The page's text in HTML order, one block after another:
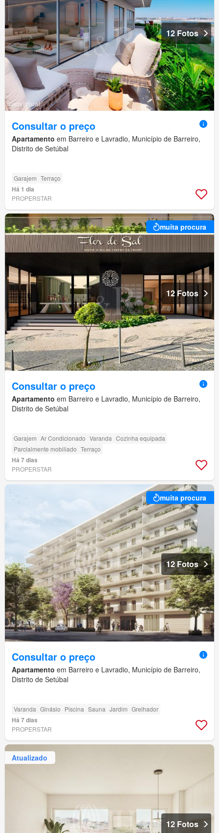
12 Fotos
Consultar o preço
Apartamento em Barreiro e Lavradio, Município de Barreiro,
Distrito de Setúbal
Garajem Terraço
Há 1 dia
PROPERSTAR
muita procura
12 Fotos
Consultar o preço
Apartamento em Barreiro e Lavradio, Município de Barreiro,
Distrito de Setúbal
Garajem Ar Condicionado Varanda Cozinha equipada
Parcialmente mobiliado Terraço
Há 7 dias
PROPERSTAR
muita procura
12 Fotos
Consultar o preço
Apartamento em Barreiro e Lavradio, Município de Barreiro,
Distrito de Setúbal
Varanda Ginásio Piscina Sauna Jardim Grelhador
Há 7 dias
PROPERSTAR
Atualizado
12 Fotos